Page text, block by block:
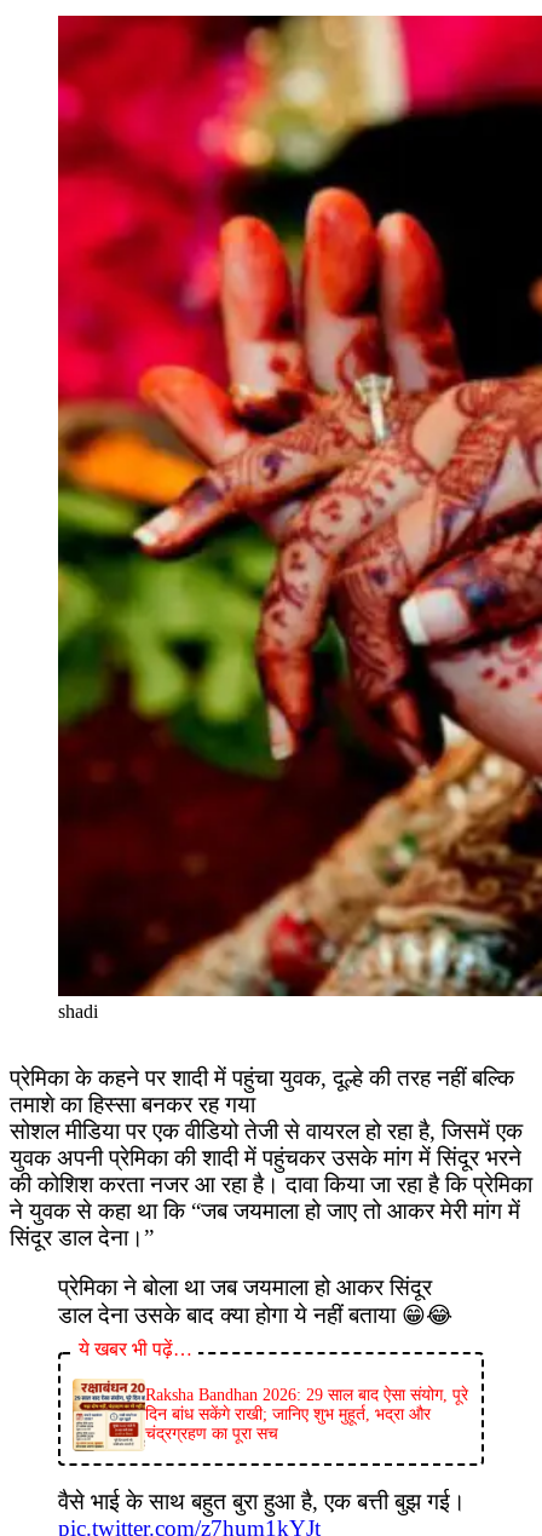
shadi
प्रेमिका के कहने पर शादी में पहुंचा युवक, दूल्हे की तरह नहीं बल्कि
तमाशे का हिस्सा बनकर रह गया
सोशल मीडिया पर एक वीडियो तेजी से वायरल हो रहा है, जिसमें एक
युवक अपनी प्रेमिका की शादी में पहुंचकर उसके मांग में सिंदूर भरने
की कोशिश करता नजर आ रहा है। दावा किया जा रहा है कि प्रेमिका
ने युवक से कहा था कि “जब जयमाला हो जाए तो आकर मेरी मांग में
सिंदूर डाल देना।”
प्रेमिका ने बोला था जब जयमाला हो आकर सिंदूर
डाल देना उसके बाद क्या होगा ये नहीं बताया 😁😂
ये खबर भी पढ़ें…
Raksha Bandhan 2026: 29 साल बाद ऐसा संयोग, पूरे
दिन बांध सकेंगे राखी; जानिए शुभ मुहूर्त, भद्रा और
चंद्रग्रहण का पूरा सच
वैसे भाई के साथ बहुत बुरा हुआ है, एक बत्ती बुझ गई।
pic.twitter.com/z7hum1kYJt